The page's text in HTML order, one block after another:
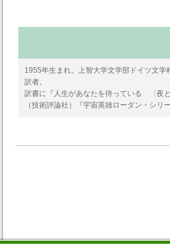
1955年生まれ。上智大学文学部ドイツ文
訳者。
訳書に『人生があなたを待っている 〈夜
（技術評論社）『宇宙英雄ローダン・シ